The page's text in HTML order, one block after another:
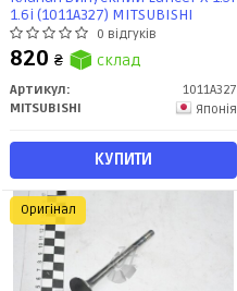
1.6i (1011A327) MITSUBISHI
0 відгуків
820 ₴ склад
Артикул:
1011A327
MITSUBISHI
Японія
КУПИТИ
Оригінал